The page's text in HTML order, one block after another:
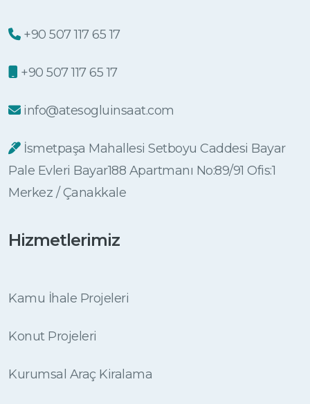
+90 507 117 65 17
+90 507 117 65 17
info@atesogluinsaat.com
İsmetpaşa Mahallesi Setboyu Caddesi Bayar
Pale Evleri Bayar188 Apartmanı No:89/91 Ofis:1
Merkez / Çanakkale
Hizmetlerimiz
Kamu İhale Projeleri
Konut Projeleri
Kurumsal Araç Kiralama